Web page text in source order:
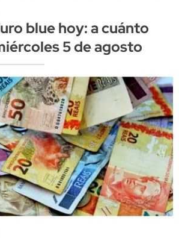
blue hoy: a cuánto
5 de agosto